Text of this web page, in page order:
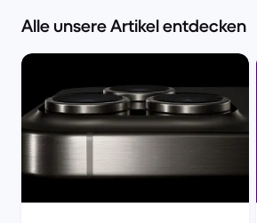
Alle unsere Artikel entdecken